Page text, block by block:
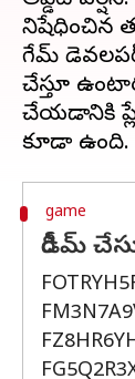
నిషేధించిన
గేమ్
చేస్తూ
చేయడానికి
game
రీడీమ్